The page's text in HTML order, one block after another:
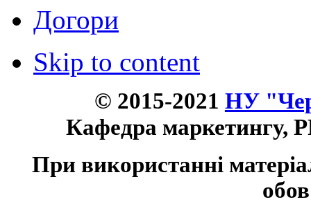
Догори
Skip to content
© 2015-2021 НУ
Кафедра маркетингу,
При використанні